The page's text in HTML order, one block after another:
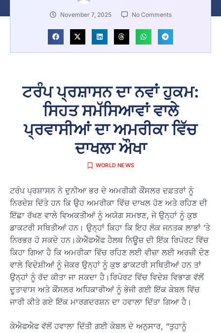
November 7, 2025 No Comments
ਟਰੰਪ ਪ੍ਰਸ਼ਾਸਨ ਦਾ ਨਵਾਂ ਹੁਕਮ:
ਸਿਹਤ ਸਮੱਸਿਆਵਾਂ ਵਾਲੇ
ਪ੍ਰਵਾਸੀਆਂ ਦਾ ਅਮਰੀਕਾ ਵਿੱਚ
ਦਾਖਲਾ ਔਖਾ
WORLD NEWS
ਟਰੰਪ ਪ੍ਰਸ਼ਾਸਨ ਨੇ ਦੁਨੀਆ ਭਰ ਦੇ ਅਮਰੀਕੀ ਕੌਂਸਲਰ ਦਫ਼ਤਰਾਂ ਨੂੰ
ਨਿਰਦੇਸ਼ ਦਿੱਤੇ ਹਨ ਕਿ ਉਹ ਅਮਰੀਕਾ ਵਿੱਚ ਦਾਖਲ ਹੋਣ ਅਤੇ ਰਹਿਣ ਦੀ
ਇੱਛਾ ਰੱਖਣ ਵਾਲੇ ਵਿਅਕਤੀਆਂ ਨੂੰ ਅਯੋਗ ਸਮਝਣ, ਜੇ ਉਨ੍ਹਾਂ ਨੂੰ ਕੁਝ
ਡਾਕਟਰੀ ਸਥਿਤੀਆਂ ਹਨ। ਉਨ੍ਹਾਂ ਕਿਹਾ ਕਿ ਇਹ ਲੋਕ ਜਨਤਕ ਲਾਭਾਂ ’ਤੇ
ਨਿਰਭਰ ਹੋ ਸਕਦੇ ਹਨ।ਕੇਐੱਫਐੱਫ ਹੈਲਥ ਨਿਊਜ਼ ਦੀ ਇੱਕ ਰਿਪੋਰਟ ਵਿੱਚ
ਕਿਹਾ ਗਿਆ ਹੈ ਕਿ ਅਮਰੀਕਾ ਵਿੱਚ ਰਹਿਣ ਲਈ ਵੀਜ਼ਾ ਲਈ ਅਰਜ਼ੀ ਦੇਣ
ਵਾਲੇ ਵਿਦੇਸ਼ੀਆਂ ਨੂੰ ਜੇਕਰ ਉਨ੍ਹਾਂ ਨੂੰ ਕੁਝ ਡਾਕਟਰੀ ਸਥਿਤੀਆਂ ਹਨ ਤਾਂ
ਉਨ੍ਹਾਂ ਨੂੰ ਰੱਦ ਕੀਤਾ ਜਾ ਸਕਦਾ ਹੈ।ਰਿਪੋਰਟ ਵਿੱਚ ਵਿਦੇਸ਼ ਵਿਭਾਗ ਵੱਲੋਂ
ਦੂਤਾਵਾਸ ਅਤੇ ਕੌਂਸਲਰ ਅਧਿਕਾਰੀਆਂ ਨੂੰ ਭੇਜੀ ਗਈ ਇੱਕ ਕੇਬਲ ਵਿੱਚ
ਜਾਰੀ ਕੀਤੇ ਗਏ ਇੱਕ ਮਾਰਗਦਰਸ਼ਨ ਦਾ ਹਵਾਲਾ ਦਿੱਤਾ ਗਿਆ ਹੈ।
ਕੇਐਫਐਫ ਵੱਲੋਂ ਹਵਾਲਾ ਦਿੱਤੀ ਗਈ ਕੇਬਲ ਦੇ ਅਨੁਸਾਰ, “ਤੁਹਾਨੂੰ